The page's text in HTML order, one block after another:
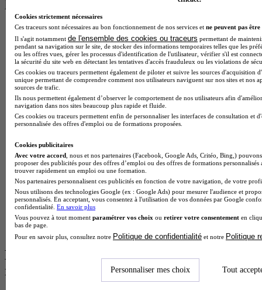
les plus recherchés
BTS Esf en alternance
BTS Dietetique en alternance
BTS Mco en alternance
BTS Pi en alternance
BTS Sp3s en alternance
Master CCA en alternance
BTS Ndrc en alternance
BTS Sam en alternance
Cap Fleuriste en alternance
BTS Sio en alternance
BTS Gpme en alternance
Cap Electricien en alternance
BTS Gpn en alternance
BTS Domotique en alternance
BAC Pro Agora en alternance
BTS Sta en alternance
BTS Iris en alternance
BTS Tpl en alternance
BTS Ati en alternance
Les diplômes par filière les plus
recherchés
Cookies strictement nécessaires
Ces traceurs sont nécessaires au bon fonctionnement de nos services et ne peuvent pas être
Il s'agit notamment de l'ensemble des cookies ou traceurs permettant de
pendant sa navigation sur le site, de stocker des informations temporaires telles que les
ou les offres vues, gérer les processus d'identification de l'utilisateur, vérifier s'il est
la sécurité du site web en détectant les tentatives d'accès frauduleux ou les violations de
Ces cookies ou traceurs permettent également de piloter et suivre les sources d'acquisition
unique permettant de comprendre comment nos utilisateurs naviguent sur nos sites et nos
sources de trafic.
Ils nous permettent également d’observer le comportement de nos utilisateurs afin
navigation dans nos sites beaucoup plus rapide et fluide.
Ces cookies ou traceurs permettent enfin de personnaliser les interfaces de consultation et
personnalisée des offres d'emploi ou de formations proposées.
Cookies publicitaires
Avec votre accord , nous et nos partenaires (Facebook, Google Ads, Critéo, Bing,)
proposer des publicités pour des offres d’emploi ou des offres de formations
trouver rapidement un emploi ou une formation.
Nos partenaires personnalisent ces publicités en fonction de votre navigation, de votre
Nous utilisons des technologies Google (ex : Google Ads) pour mesurer l'audience et
personnalisés. En acceptant, vous consentez à l'utilisation de vos données par Google
confidentialité. En savoir plus
Vous pouvez à tout moment paramétrer vos choix ou retirer votre consentement en
bas de page.
Pour en savoir plus, consultez notre Politique de confidentialité et notre Politique
Personnaliser mes choix Tout